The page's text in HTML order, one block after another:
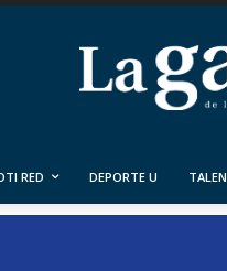
RED DEPORTE U